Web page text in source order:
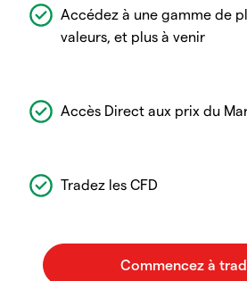
Accédez à une gamme de
valeurs, et plus à venir
Accès Direct aux prix du
Tradez les CFD